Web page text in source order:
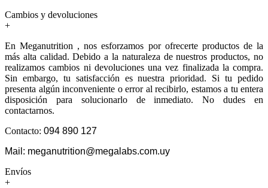
Cambios y devoluciones
+
En Meganutrition , nos esforzamos por ofrecerte productos de la
más alta calidad. Debido a la naturaleza de nuestros productos, no
realizamos cambios ni devoluciones una vez finalizada la compra.
Sin embargo, tu satisfacción es nuestra prioridad. Si tu pedido
presenta algún inconveniente o error al recibirlo, estamos a tu entera
disposición para solucionarlo de inmediato. No dudes en
contactarnos.
Contacto: 094 890 127
Mail: meganutrition@megalabs.com.uy
Envíos
+